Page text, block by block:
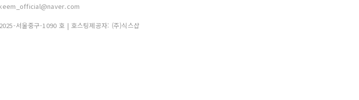
서울중구-1090 호 | 호스팅제공자: (주)식스샵